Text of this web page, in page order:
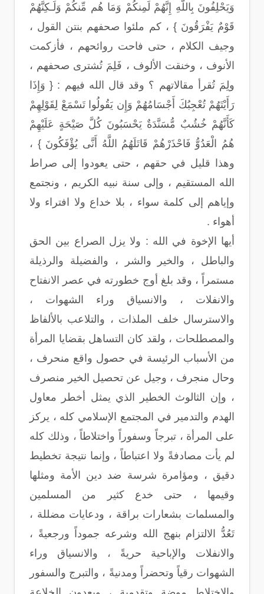
وَيَحْلِفُونَ بِاللّهِ إِنَّهُمْ لَمِنكُمْ وَمَا هُم مِّنكُمْ وَلَـكِنَّهُمْ
قَوْمٌ يَفْرَقُونَ } ، كم ملئوا صحفهم بنتن القول ،
وجيف الكلام ، حتى فاحت روائحهم ، فأزكمت
الأنوف ، وخنقت الألوف ، فَلِمَ تُشترى صحفهم ،
ولِمَ تُقرأ مقالاتهم ؟ وقد قال الله فيهم : { وَإِذَا
رَأَيْتَهُمْ تُعْجِبُكَ أَجْسَامُهُمْ وَإِن يَقُولُوا تَسْمَعْ لِقَوْلِهِمْ
كَأَنَّهُمْ خُشُبٌ مُّسَنَّدَةٌ يَحْسَبُونَ كُلَّ صَيْحَةٍ عَلَيْهِمْ
هُمُ الْعَدُوُّ فَاحْذَرْهُمْ قَاتَلَهُمُ اللَّهُ أَنَّى يُؤْفَكُونَ } ،
وهذا قليل في حقهم ، حتى يعودوا إلى صراط
الله المستقيم ، وإلى سنة نبيه الكريم ، ونجتمع
وإياهم إلى كلمة سواء ، بلا خداع ولا افتراء ولا
أهواء .
أيها الإخوة في الله : ولا يزل الصراع بين الحق
والباطل ، والخير والشر ، والفضيلة والرذيلة
مستمراً ، وقد بلغ أوج خطورته في عصر الانفتاح
والانفلات ، والانسياق وراء الشهوات ،
والاسترسال خلف الملذات ، والتلاعب بالألفاظ
والمصطلحات ، ولقد كان التساهل بقضايا المرأة
من الأسباب الرئيسة في حصول واقع منحرف ،
وحال منجرف ، وجيل عن تحصيل الخير منصرف
، وإن الثالوث الخطير الذي يمثل أخطر معاول
الهدم والتدمير في المجتمع الإسلامي كله ، يركز
على المرأة ، تبرجاً وسفوراً واختلاطاً ، وذلك كله
لم يأت مصادفةً ولا اعتباطاً ، وإنما نتيجة تخطيط
دقيق ، ومؤامرة شرسة ضد دين الأمة ومثلها
وقيمها ، حتى خدع كثير من المسلمين
والمسلمات بشعارات براقة ، ودعايات مضللة ،
تَعُدُّ الالتزام بنهج الله وشرعه جموداً ورجعيةً ،
والانفلات والإباحية حريةً ، والانسياق وراء
الشهوات رقياً وتحضراً ومدنيةً ، والتبرج والسفور